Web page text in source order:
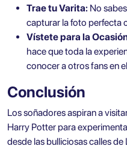
Trae tu Varita: No
capturar la foto perfecta
Vístete para la
hace que toda la
conocer a otros fans en
Conclusión
Los soñadores aspiran a
Harry Potter para
desde las bulliciosas calles